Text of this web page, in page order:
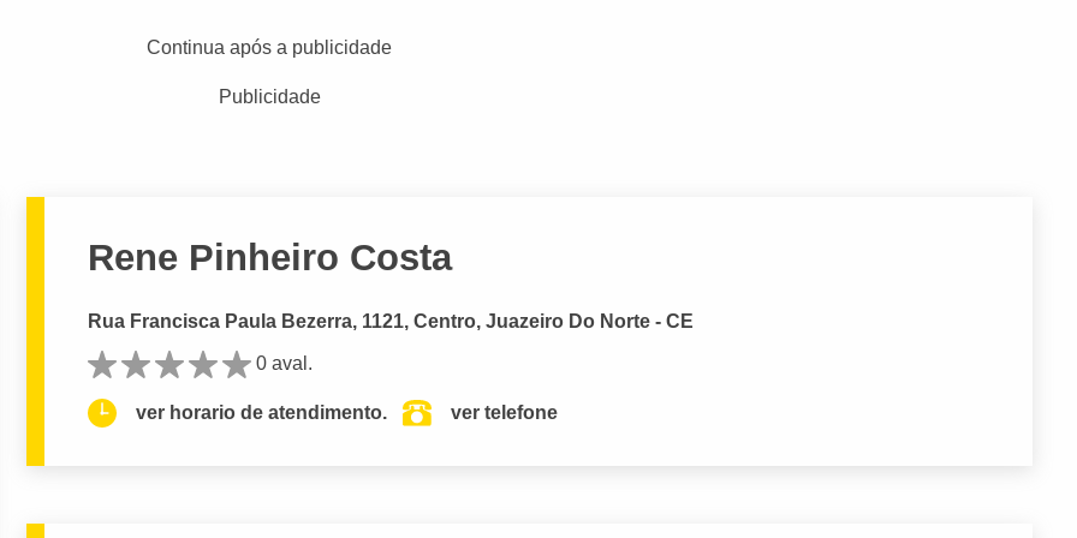
Continua após a publicidade
Publicidade
Rene Pinheiro Costa
Rua Francisca Paula Bezerra, 1121, Centro, Juazeiro Do Norte - CE
0 aval.
ver horario de atendimento. ver telefone